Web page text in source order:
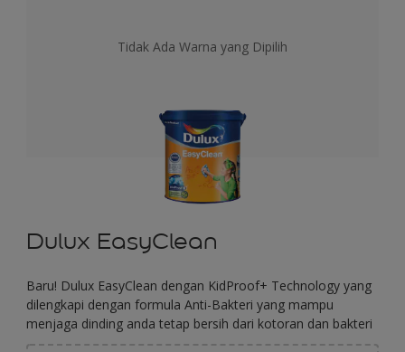
Tidak Ada Warna yang Dipilih
Dulux EasyClean
Baru! Dulux EasyClean dengan KidProof+ Technology yang
dilengkapi dengan formula Anti-Bakteri yang mampu
menjaga dinding anda tetap bersih dari kotoran dan bakteri